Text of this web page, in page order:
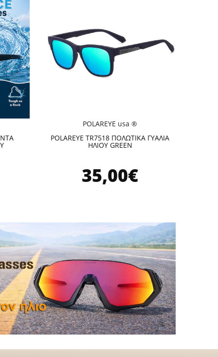
POLAREYE usa ®
POLAREYE TR7518 ΠΟΛΩΤΙΚΑ ΓΥΑΛΙΑ
ΗΛΙΟΥ GREEN
35,00€